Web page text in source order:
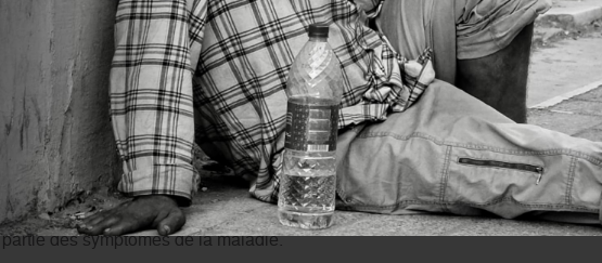
Avec l’âge, l’oubli d’un nom ou d’un numéro de téléphone n’a rien
Mais dans la
maladie d’Alzheimer, il ne s’agit pas d’un oubli passager mais
connues qui
doit être détectée au plus tôt. En effet, ce qui caractérise la
à enregistrer de nouvelles informations. On a donc une véritable
perte de la
se souvenir d’événements récents.
Les premiers temps, le maladeatteint de démence de type Alzheimer
l’aide à son entourage de façon plus ou moins récurrente. Il s’agit d’unsigne
détecter Alzheimer. Destroubles de la mémoiretrop fréquents n’ont rien
partie des symptômes de la maladie.